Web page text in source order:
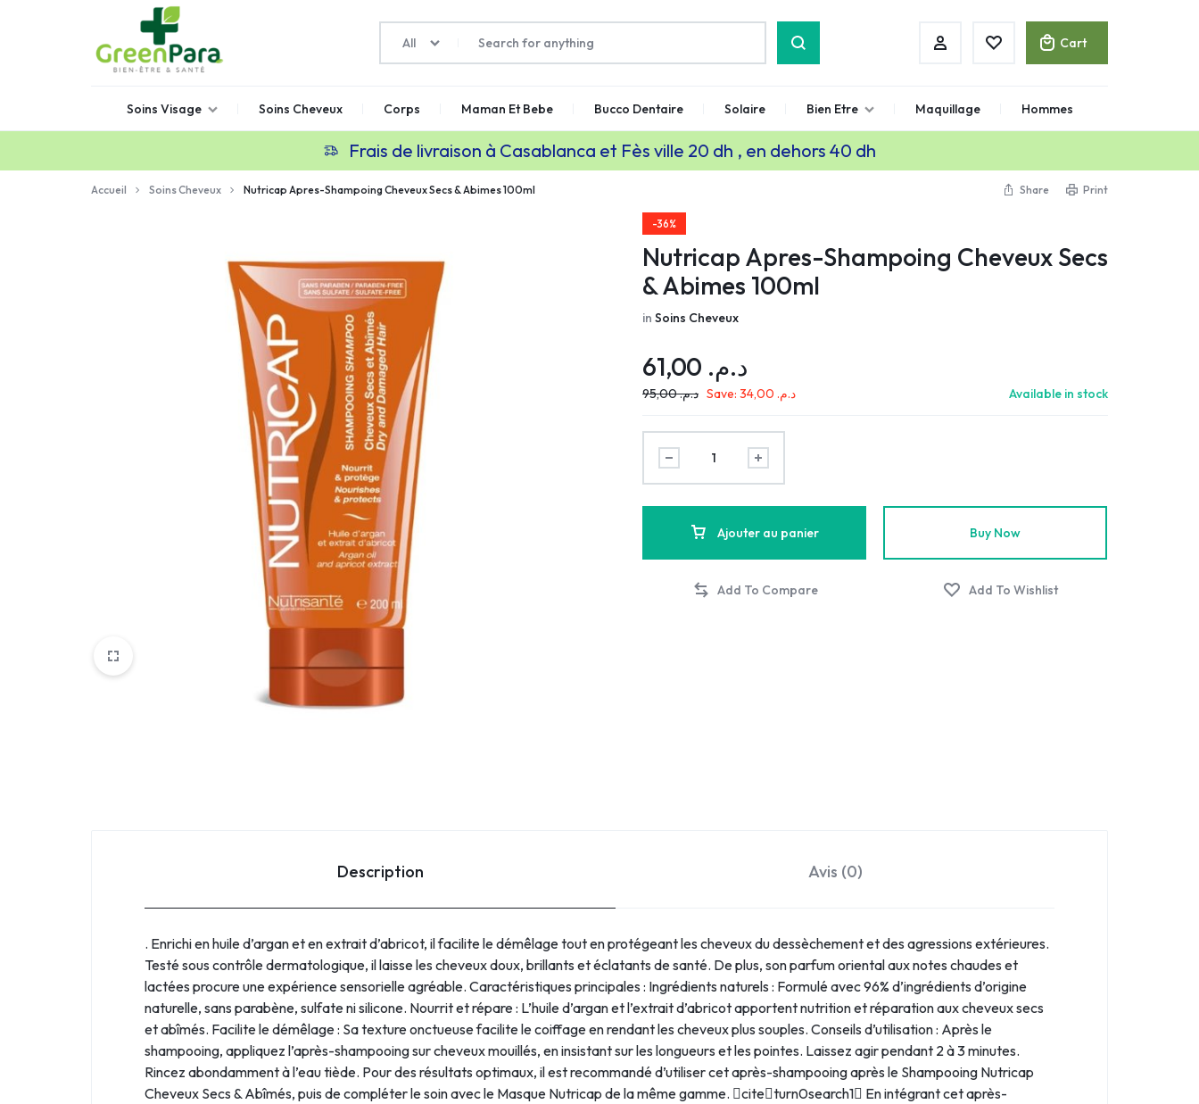
GREENPARA
Parapharmacie
Maroc
All Cart
Soins Visage Soins Cheveux Corps Maman Et Bebe Bucco Dentaire Solaire Bien Etre Maquillage Hommes
Frais de livraison à Casablanca et Fès ville 20 dh , en dehors 40 dh
Accueil Soins Cheveux Nutricap Apres-Shampoing Cheveux Secs & Abimes 100ml Share Print
-36%
Nutricap Apres-Shampoing Cheveux Secs
& Abimes 100ml
inSoins Cheveux
د.م.
د.م.95,00 Save: د.م.34,00 Available in stock
Ajouter au panier Buy Now
Description Avis (0)
. Enrichi en huile d’argan et en extrait d’abricot, il facilite le démêlage tout en protégeant les cheveux du dessèchement et des agressions extérieures.
Testé sous contrôle dermatologique, il laisse les cheveux doux, brillants et éclatants de santé. De plus, son parfum oriental aux notes chaudes et
lactées procure une expérience sensorielle agréable. Caractéristiques principales : Ingrédients naturels : Formulé avec 96% d’ingrédients d’origine
naturelle, sans parabène, sulfate ni silicone. Nourrit et répare : L’huile d’argan et l’extrait d’abricot apportent nutrition et réparation aux cheveux secs
et abîmés. Facilite le démêlage : Sa texture onctueuse facilite le coiffage en rendant les cheveux plus souples. Conseils d’utilisation : Après le
shampooing, appliquez l’après-shampooing sur cheveux mouillés, en insistant sur les longueurs et les pointes. Laissez agir pendant 2 à 3 minutes.
Rincez abondamment à l’eau tiède. Pour des résultats optimaux, il est recommandé d’utiliser cet après-shampooing après le Shampooing Nutricap
Cheveux Secs & Abîmés, puis de compléter le soin avec le Masque Nutricap de la même gamme. citeturn0search1 En intégrant cet après-